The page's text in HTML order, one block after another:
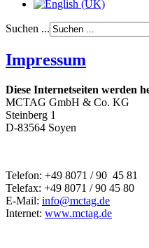
Suchen ...
Impressum
Diese Internetseiten werden
MCTAG GmbH & Co. KG
Steinberg 1
D-83564 Soyen
Telefon: +49 8071 / 90 45 81
Telefax: +49 8071 / 90 45 80
E-Mail: info@mctag.de
Internet: www.mctag.de